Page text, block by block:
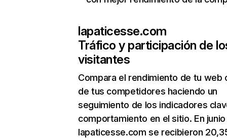
lapaticesse.com
Tráfico y participación de
visitantes
Compara el rendimiento de tu web
de tus competidores haciendo un
seguimiento de los indicadores
comportamiento en el sitio. En junio
lapaticesse.com se recibieron